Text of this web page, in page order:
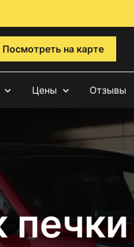
Посмотреть на карте
Цены Отзывы
печки